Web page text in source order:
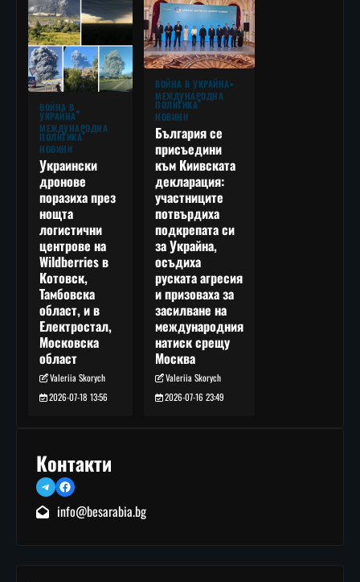
ВОЙНА В
УКРАЙНА
МЕЖДУНАРОДНА
ПОЛИТИКА
НОВИНИ
Украински
дронове
поразиха през
нощта
логистични
центрове на
Wildberries в
Котовск,
Тамбовска
област, и в
Електростал,
Московска
област
Valeriia Skorych
2026-07-18 13:56
ВОЙНА В УКРАЙНА
МЕЖДУНАРОДНА
ПОЛИТИКА
НОВИНИ
България се
присъедини
към Киивската
декларация:
участниците
потвърдиха
подкрепата си
за Украйна,
осъдиха
руската агресия
и призоваха за
засилване на
международния
натиск срещу
Москва
Valeriia Skorych
2026-07-16 23:49
Контакти
TelegramFacebook
info@besarabia.bg